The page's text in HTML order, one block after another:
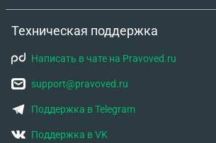
Техническая поддержка
Написать в чате на Pravoved.ru
support@pravoved.ru
Поддержка в Telegram
Поддержка в VK